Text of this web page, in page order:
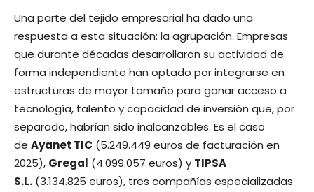
Una parte del tejido empresarial ha dado una
respuesta a esta situación: la agrupación. Empresas
que durante décadas desarrollaron su actividad de
forma independiente han optado por integrarse en
estructuras de mayor tamaño para ganar acceso a
tecnología, talento y capacidad de inversión que, por
separado, habrían sido inalcanzables. Es el caso
de Ayanet TIC (5.249.449 euros de facturación en
2025), Gregal (4.099.057 euros) y TIPSA
S.L. (3.134.825 euros), tres compañías especializadas